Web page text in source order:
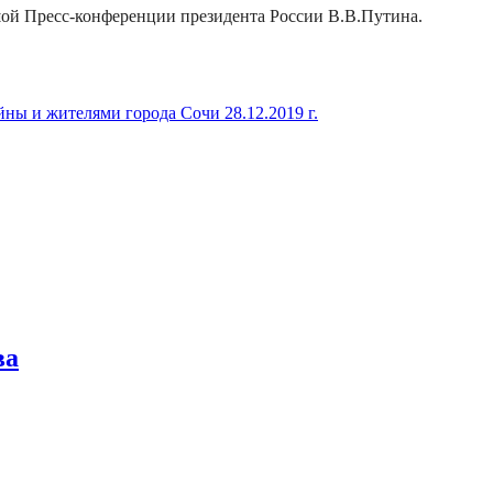
Пресс-конференции президента России В.В.Путина.
и жителями города Сочи 28.12.2019 г.